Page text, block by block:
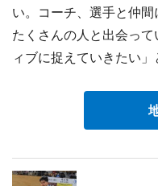
い。コーチ、選手と仲間
たくさんの人と出会っ
ィブに捉えていきたい」